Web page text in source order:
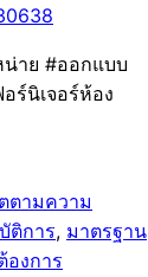
น่าย #ออกแบบ
ร์นิเจอร์ห้อง
ตามความ
ติการ, มาตรฐาน
งการ